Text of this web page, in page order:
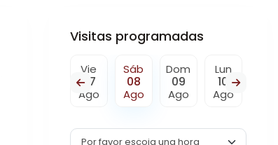
Visitas programadas
Vie
07
Ago
Sáb
08
Ago
Dom
09
Ago
Lun
10
Ago